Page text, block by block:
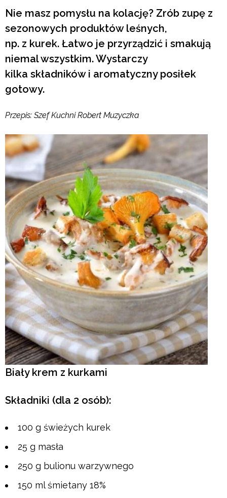
Nie masz pomysłu na kolację? Zrób zupę z
sezonowych produktów leśnych,
np. z kurek. Łatwo je przyrządzić i smakują
niemal wszystkim. Wystarczy
kilka składników i aromatyczny posiłek
gotowy.
Przepis: Szef Kuchni Robert Muzyczka
Biały krem z kurkami
Składniki (dla 2 osób):
100 g świeżych kurek
25 g masła
250 g bulionu warzywnego
150 ml śmietany 18%